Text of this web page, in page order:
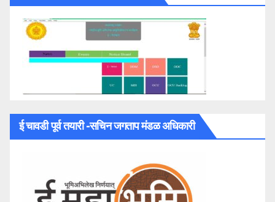
ई चावडी पूर्व तयारी -सचिन जगताप मंडळ अधिकारी